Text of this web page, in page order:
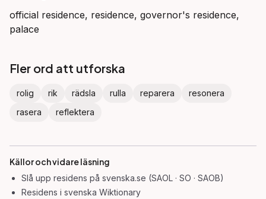
official residence, residence, governor's residence,
palace
Fler ord att utforska
rolig rik rädsla rulla reparera
resonera
rasera
reflektera
Källor och vidare läsning
Slå upp residens på svenska.se (SAOL · SO · SAOB)
Residens i svenska Wiktionary